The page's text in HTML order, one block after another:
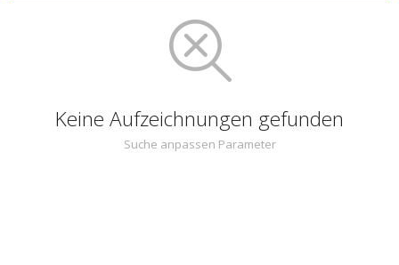
Keine Aufzeichnungen gefunden
Suche anpassen Parameter